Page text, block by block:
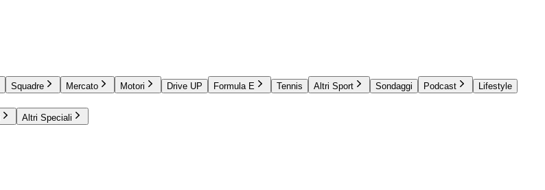
Squadre Mercato Motori Drive UP Formula E Tennis Altri Sport Sondaggi Podcast
Lifestyle
Altri Speciali